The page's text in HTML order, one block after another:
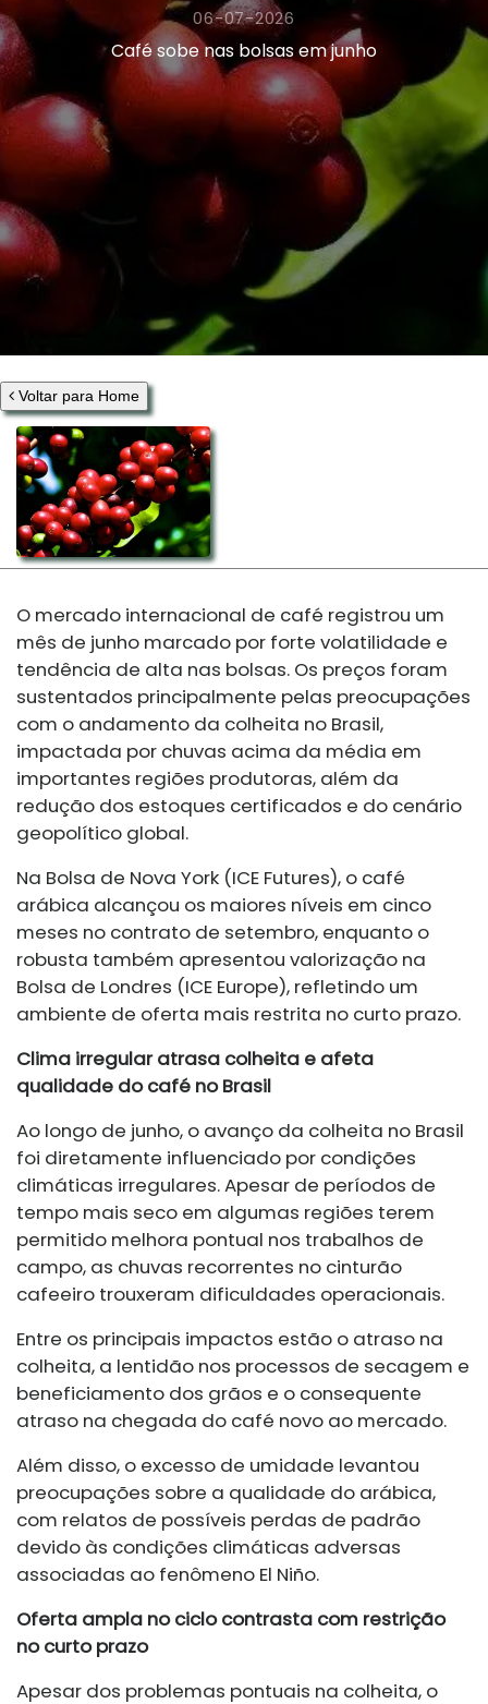
06-07-2026
Café sobe nas bolsas em junho
Voltar para Home
O mercado internacional de café registrou um
mês de junho marcado por forte volatilidade e
tendência de alta nas bolsas. Os preços foram
sustentados principalmente pelas preocupações
com o andamento da colheita no Brasil,
impactada por chuvas acima da média em
importantes regiões produtoras, além da
redução dos estoques certificados e do cenário
geopolítico global.
Na Bolsa de Nova York (ICE Futures), o café
arábica alcançou os maiores níveis em cinco
meses no contrato de setembro, enquanto o
robusta também apresentou valorização na
Bolsa de Londres (ICE Europe), refletindo um
ambiente de oferta mais restrita no curto prazo.
Clima irregular atrasa colheita e afeta
qualidade do café no Brasil
Ao longo de junho, o avanço da colheita no Brasil
foi diretamente influenciado por condições
climáticas irregulares. Apesar de períodos de
tempo mais seco em algumas regiões terem
permitido melhora pontual nos trabalhos de
campo, as chuvas recorrentes no cinturão
cafeeiro trouxeram dificuldades operacionais.
Entre os principais impactos estão o atraso na
colheita, a lentidão nos processos de secagem e
beneficiamento dos grãos e o consequente
atraso na chegada do café novo ao mercado.
Além disso, o excesso de umidade levantou
preocupações sobre a qualidade do arábica,
com relatos de possíveis perdas de padrão
devido às condições climáticas adversas
associadas ao fenômeno El Niño.
Oferta ampla no ciclo contrasta com restrição
no curto prazo
Apesar dos problemas pontuais na colheita, o